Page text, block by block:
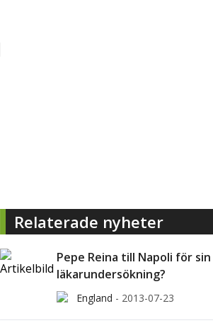
Relaterade nyheter
Pepe Reina till Napoli för sin
läkarundersökning?
England - 2013-07-23